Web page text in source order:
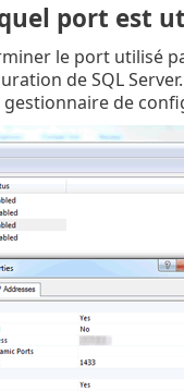
port est
le port utilisé
de SQL
de